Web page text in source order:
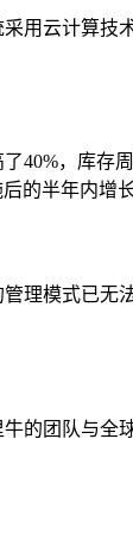
用云计算
40%，库存
的半年内增长
理模式已无
的团队与